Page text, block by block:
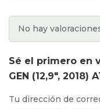
No hay
Sé el primero en
GEN (12,9″, 2018)
Tu dirección de